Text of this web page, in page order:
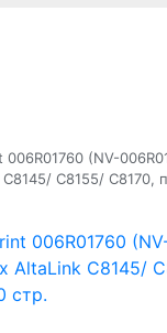
(NV-
C8155/ C8170,